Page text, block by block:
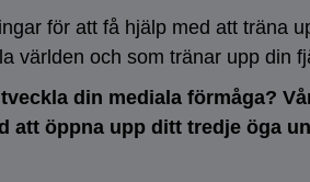
för att få hjälp med att träna
världen och som tränar upp din
din mediala förmåga?
att öppna upp ditt tredje öga